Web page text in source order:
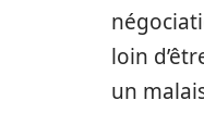
loin
un